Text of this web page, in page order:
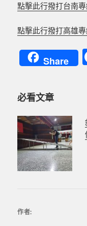
點擊此行撥打台南
點擊此行撥打高雄
Share
必看文章
作者: